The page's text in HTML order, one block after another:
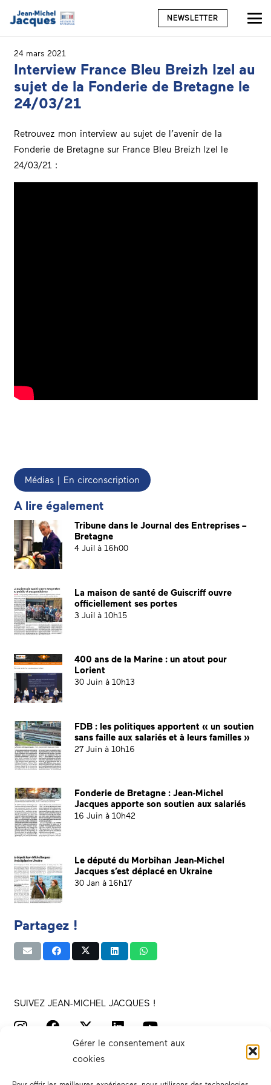
Gérer le consentement aux
cookies
NEWSLETTER
24 mars 2021
Interview France Bleu Breizh Izel au
sujet de la Fonderie de Bretagne le
24/03/21
Retrouvez mon interview au sujet de l’avenir de la
Fonderie de Bretagne sur France Bleu Breizh Izel le
24/03/21 :
Médias | En circonscription
A lire également
Tribune dans le Journal des Entreprises –
Bretagne
4 Juil à 16h00
La maison de santé de Guiscriff ouvre
officiellement ses portes
3 Juil à 10h15
400 ans de la Marine : un atout pour
Lorient
30 Juin à 10h13
FDB : les politiques apportent « un soutien
sans faille aux salariés et à leurs familles »
27 Juin à 10h16
Fonderie de Bretagne : Jean-Michel
Jacques apporte son soutien aux salariés
16 Juin à 10h42
Le député du Morbihan Jean-Michel
Jacques s’est déplacé en Ukraine
30 Jan à 16h17
Partagez !
SUIVEZ JEAN-MICHEL JACQUES !